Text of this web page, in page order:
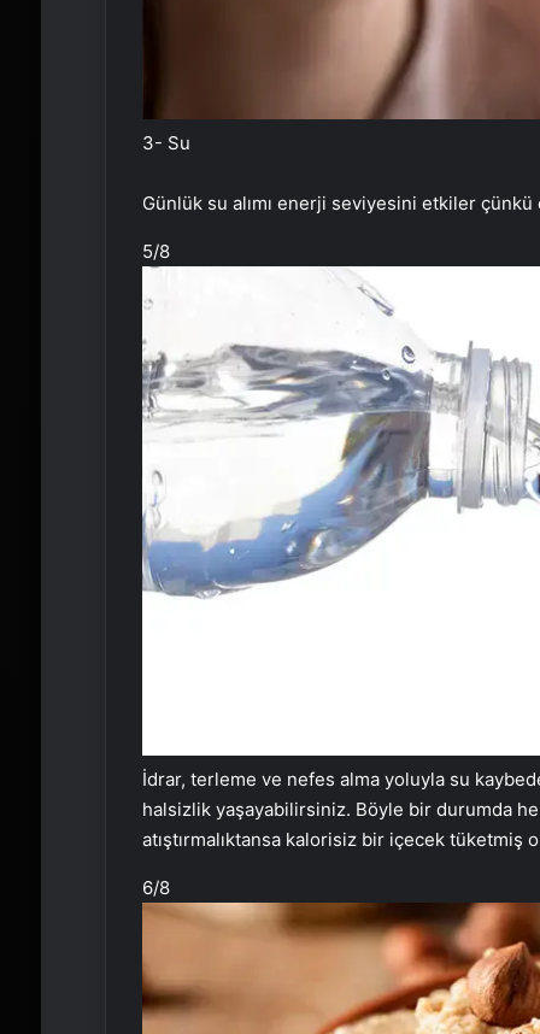
3- Su
Günlük su alımı enerji seviyesini etkiler
5/8
İdrar, terleme ve nefes alma yoluyla su
halsizlik yaşayabilirsiniz. Böyle bir durumda
atıştırmalıktansa kalorisiz bir içecek tüketmiş
6/8